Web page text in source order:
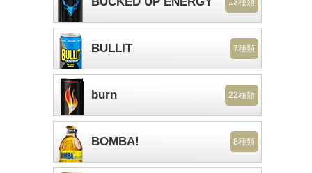
13種類
BULLIT 7種類
burn 22種類
BOMBA! 8種類